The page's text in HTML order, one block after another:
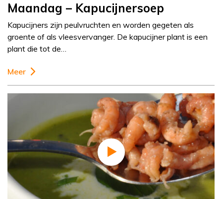
Maandag – Kapucijnersoep
Kapucijners zijn peulvruchten en worden gegeten als
groente of als vleesvervanger. De kapucijner plant is een
plant die tot de…
Meer